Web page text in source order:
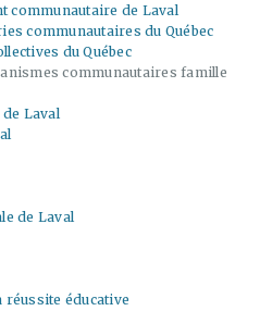
communautaire de Laval
communautaires du Québec
du Québec
communautaires famille
Laval
de Laval
réussite éducative